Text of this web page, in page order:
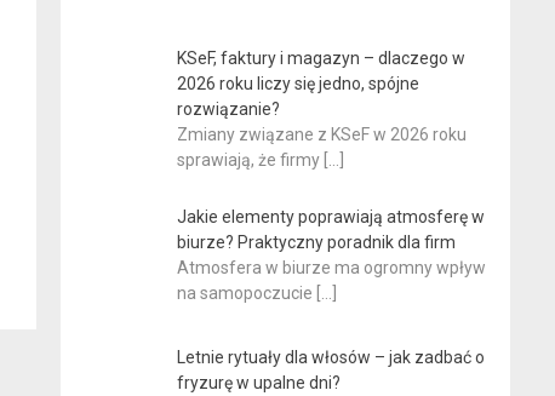
KSeF, faktury i magazyn – dlaczego w
2026 roku liczy się jedno, spójne
rozwiązanie?
Zmiany związane z KSeF w 2026 roku
sprawiają, że firmy
Jakie elementy poprawiają atmosferę w
biurze? Praktyczny poradnik dla firm
Atmosfera w biurze ma ogromny wpływ
na samopoczucie
Letnie rytuały dla włosów – jak zadbać o
fryzurę w upalne dni?